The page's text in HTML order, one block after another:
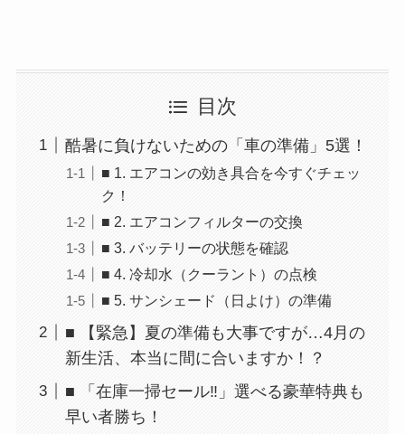
目次
酷暑に負けないための「車の準備」5選！
■ 1. エアコンの効き具合を今すぐチェッ
ク！
■ 2. エアコンフィルターの交換
■ 3. バッテリーの状態を確認
■ 4. 冷却水（クーラント）の点検
■ 5. サンシェード（日よけ）の準備
■ 【緊急】夏の準備も大事ですが…4月の
新生活、本当に間に合いますか！？
■ 「在庫一掃セール‼」選べる豪華特典も
早い者勝ち！